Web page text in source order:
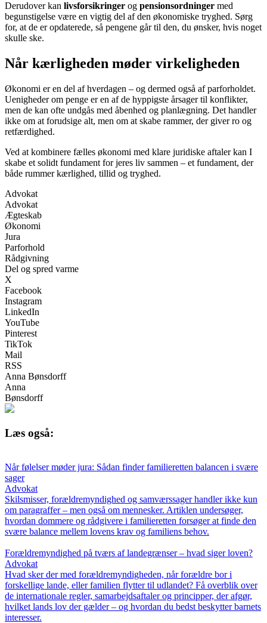
Derudover kan livsforsikringer og pensionsordninger med
begunstigelse være en vigtig del af den økonomiske tryghed. Sørg
for, at de er opdaterede, så pengene går til den, du ønsker, hvis noget
skulle ske.
Når kærligheden møder virkeligheden
Økonomi er en del af hverdagen – og dermed også af parforholdet.
Uenigheder om penge er en af de hyppigste årsager til konflikter,
men de kan ofte undgås med åbenhed og planlægning. Det handler
ikke om at forudsige alt, men om at skabe rammer, der giver ro og
retfærdighed.
Ved at kombinere fælles økonomi med klare juridiske aftaler kan I
skabe et solidt fundament for jeres liv sammen – et fundament, der
både rummer kærlighed, tillid og tryghed.
Advokat
Advokat
Ægteskab
Økonomi
Jura
Parforhold
Rådgivning
Del og spred varme
X
Facebook
Instagram
LinkedIn
YouTube
Pinterest
TikTok
Mail
RSS
Anna Bønsdorff
Anna
Bønsdorff
Læs også:
Når følelser møder jura: Sådan finder familieretten balancen i svære
sager
Advokat
Skilsmisser, forældremyndighed og samværssager handler ikke kun
om paragraffer – men også om mennesker. Artiklen undersøger,
hvordan dommere og rådgivere i familieretten forsøger at finde den
svære balance mellem lovens krav og familiens behov.
Forældremyndighed på tværs af landegrænser – hvad siger loven?
Advokat
Hvad sker der med forældremyndigheden, når forældre bor i
forskellige lande, eller familien flytter til udlandet? Få overblik over
de internationale regler, samarbejdsaftaler og principper, der afgør,
hvilket lands lov der gælder – og hvordan du bedst beskytter barnets
interesser.